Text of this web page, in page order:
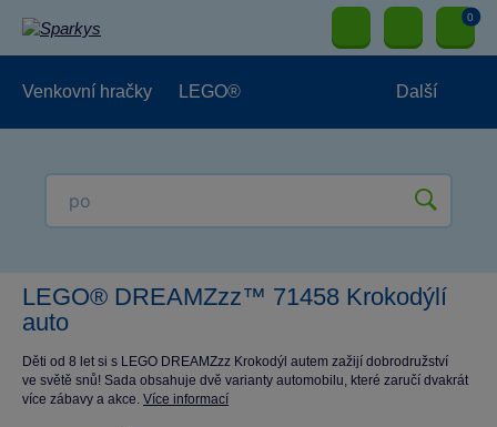
0
Venkovní hračky LEGO® Další
LEGO® DREAMZzz™ 71458 Krokodýlí
auto
Děti od 8 let si s LEGO DREAMZzz Krokodýl autem zažijí dobrodružství
ve světě snů! Sada obsahuje dvě varianty automobilu, které zaručí dvakrát
více zábavy a akce. Více informací